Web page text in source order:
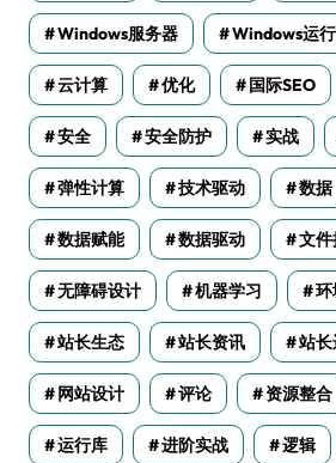
Windows服务器 Windows运
云计算 优化 国际SEO
安全 安全防护 实战
弹性计算 技术驱动 数据
数据赋能 数据驱动 文
无障碍设计 机器学习 环
站长生态 站长资讯 站
网站设计 评论 资源整合
运行库 进阶实战 逻辑